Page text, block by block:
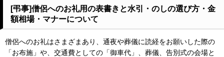
[弔事]僧侶へのお礼用の表書きと水引・のしの選び方・金
額相場・マナーについて
僧侶へのお礼はさまざまあり、通夜や葬儀に読経をお願いした際の
「お布施」や、交通費としての「御車代」、葬儀、告別式の会場と